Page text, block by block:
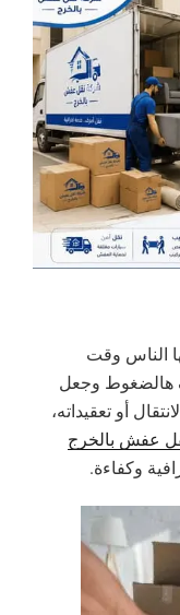
الناس وقت
هالضغوط وجعل
أو تعقيداته،
عفش بالخرج
وكفاءة.